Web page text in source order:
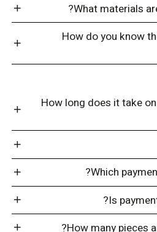
What materials
How do you know
How long does it take
Which
Is
How many pieces